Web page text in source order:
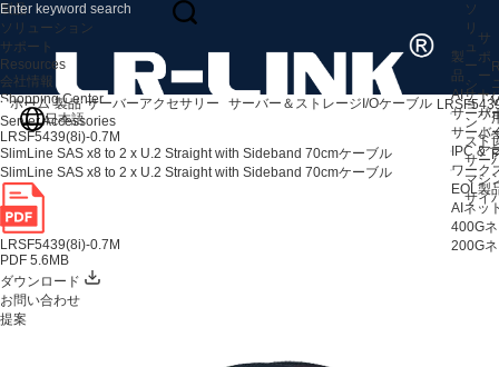
製
品
AIサー
サーバ
サーバ
IPC &
ワーク
EOL製
AIネッ
400G
200G
ソ
リ
ュ
ー
シ
ョ
ン
スト
サー
マシ
サイ
サ
ポ
ー
ト
サ
よ
ア
製品
ソリューション
サポート
Resources
会社情報
Shopping Center
日本語
ホーム 製品 サーバーアクセサリー サーバー＆ストレージI/Oケーブル
Server Accessories
LRSF5439(8i)-0.7M
SlimLine SAS x8 to 2 x U.2 Straight with Sideband 70cmケーブル
SlimLine SAS x8 to 2 x U.2 Straight with Sideband 70cmケーブル
LRSF5439(8i)-0.7M
PDF 5.6MB
ダウンロード
お問い合わせ
提案